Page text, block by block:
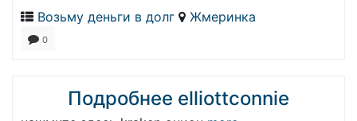
Возьму деньги в долг
Жмеринка
0
Подробнее elliottconnie